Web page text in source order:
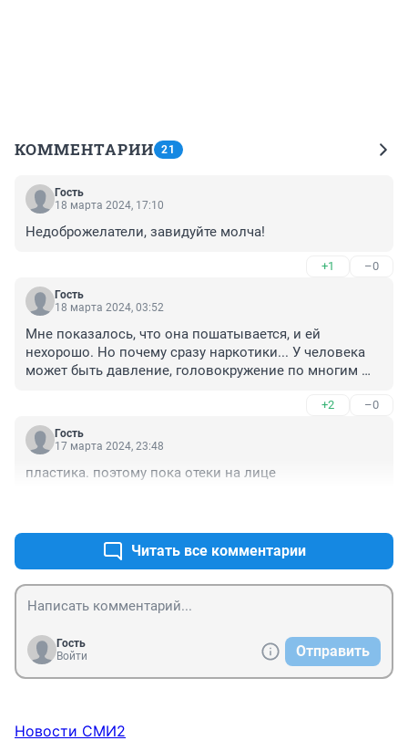
КОММЕНТАРИИ 21
Гость
18 марта 2024, 17:10
Недоброжелатели, завидуйте молча!
+1 –0
Гость
18 марта 2024, 03:52
Мне показалось, что она пошатывается, и ей
нехорошо. Но почему сразу наркотики... У человека
может быть давление, головокружение по многим
+2 –0
Гость
17 марта 2024, 23:48
пластика. поэтому пока отеки на лице
Читать все комментарии
Гость
Войти
Отправить
Новости СМИ2